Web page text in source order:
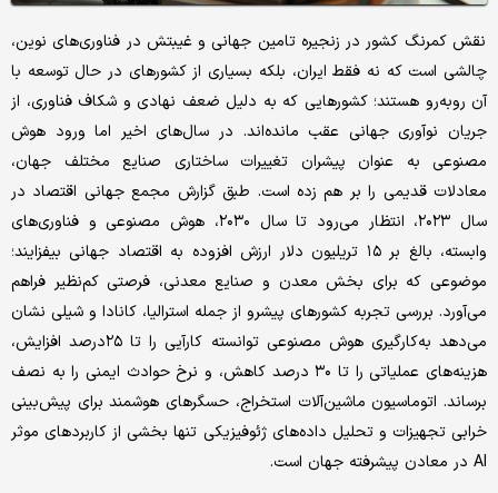
نقش کمرنگ کشور در زنجیره تامین جهانی و غیبتش در فناوری‌‌‌های نوین،
چالشی است که نه فقط ایران، بلکه بسیاری از کشورهای در حال توسعه با
آن روبه‌‌‌رو هستند؛ کشورهایی که به دلیل ضعف نهادی و شکاف فناوری، از
جریان نوآوری جهانی عقب مانده‌‌‌اند. در سال‌های اخیر اما ورود هوش
مصنوعی به عنوان پیشران تغییرات ساختاری صنایع مختلف جهان،
معادلات قدیمی را بر هم زده است. طبق گزارش مجمع جهانی اقتصاد در
سال ۲۰۲۳، انتظار می‌رود تا سال ۲۰۳۰، هوش مصنوعی و فناوری‌‌‌های
وابسته، بالغ بر ۱۵ تریلیون دلار ارزش افزوده به اقتصاد جهانی بیفزایند؛
موضوعی که برای بخش معدن و صنایع معدنی، فرصتی کم‌‌‌نظیر فراهم
می‌‌‌آورد. بررسی تجربه کشورهای پیشرو از جمله استرالیا، کانادا و شیلی نشان
می‌دهد به‌‌‌کارگیری هوش مصنوعی توانسته کارآیی را تا ۲۵درصد افزایش،
هزینه‌‌‌های عملیاتی را تا ۳۰ درصد کاهش، و نرخ حوادث ایمنی را به نصف
برساند. اتوماسیون ماشین‌‌‌آلات استخراج، حسگرهای هوشمند برای پیش‌بینی
خرابی تجهیزات و تحلیل داده‌‌‌های ژئوفیزیکی تنها بخشی از کاربردهای موثر
AI در معادن پیشرفته جهان است.